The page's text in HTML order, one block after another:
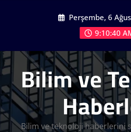
Perşembe, 6
9:10:41
Bilim ve
Bilim ve teknoloji haberlerini